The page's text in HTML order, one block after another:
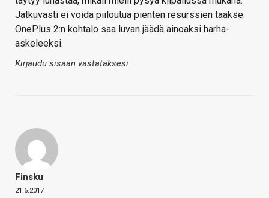
Jatkuvasti ei voida piiloutua pienten resurssien taakse.
OnePlus 2:n kohtalo saa luvan jäädä ainoaksi harha-
askeleeksi.
Kirjaudu sisään vastataksesi
Finsku
21.6.2017